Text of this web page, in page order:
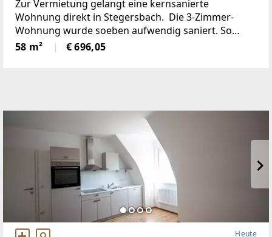
Zur Vermietung gelangt eine kernsanierte
Wohnung direkt in Stegersbach. Die 3-Zimmer-
Wohnung wurde soeben aufwendig saniert. So
wurde unter anderem dieElektronik gänzlich
erneuert und für einen niedrigen
58 m² € 696,05
Heute